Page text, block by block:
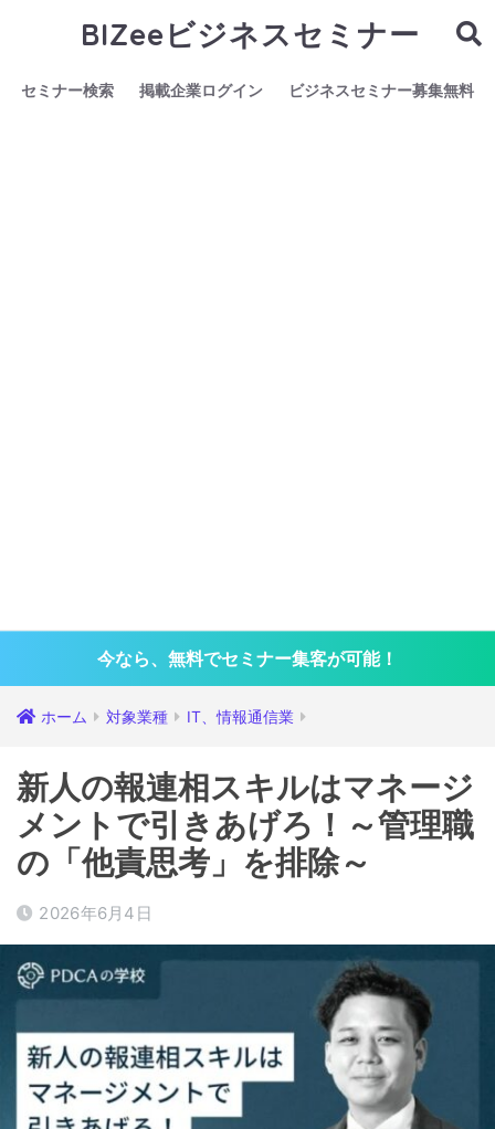
BIZeeビジネスセミナー
セミナー検索 掲載企業ログイン ビジネスセミナー募集無料
今なら、無料でセミナー集客が可能！
ホーム 対象業種 IT、情報通信業
新人の報連相スキルはマネージ
メントで引きあげろ！～管理職
の「他責思考」を排除～
2026年6月4日